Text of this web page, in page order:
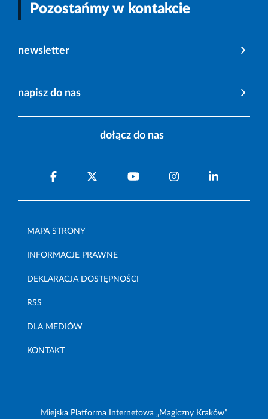
Pozostańmy w kontakcie
newsletter
napisz do nas
dołącz do nas
MAPA STRONY
INFORMACJE PRAWNE
DEKLARACJA DOSTĘPNOŚCI
RSS
DLA MEDIÓW
KONTAKT
Miejska Platforma Internetowa „Magiczny Kraków”